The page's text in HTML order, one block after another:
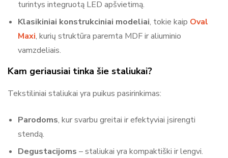
turintys integruotą LED apšvietimą.
Klasikiniai konstrukciniai modeliai, tokie kaip Oval
Maxi, kurių struktūra paremta MDF ir aliuminio
vamzdeliais.
Kam geriausiai tinka šie staliukai?
Tekstiliniai staliukai yra puikus pasirinkimas:
Parodoms, kur svarbu greitai ir efektyviai įsirengti
stendą.
Degustacijoms – staliukai yra kompaktiški ir lengvi.